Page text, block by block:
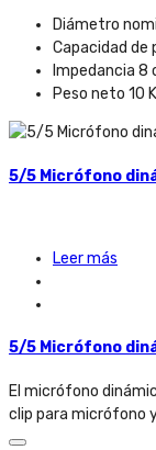
Diámetro
Capacidad de
Impedancia 8
Peso neto 10
5/5 Micrófono
Leer más
5/5 Micrófono
El micrófono
clip para micrófono